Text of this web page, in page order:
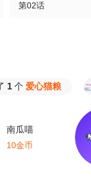
第02话
爱心猫粮
南瓜喵
10金币